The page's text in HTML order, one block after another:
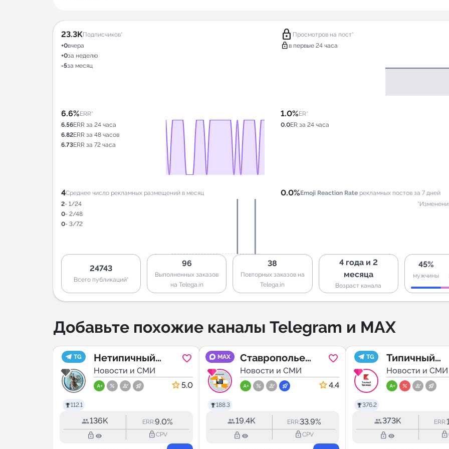
23.3KПодписчиков*
+0вчера
+0за неделю
-5за месяц
lock Просмотров на пост*
lock в первые 24 часа
6.6%ERR*
6.56ERR за 24 часа
6.82ERR за 48 часов
6.73ERR за 72 часа
1.0%ER*
0.0ER за 24 часа
4Среднее число рекламных размещений в месяц
2- 1/24
0- 2/48
0- 3/72
0.0%Emoji Reaction Rate рекламных постов за 7 дней
24743
Всего публикаций*
96
Выполненных заказов
на Telega.in
38
Повторных заказов на
Telega.in
4 года и 2
месяца
Возраст канала
45%
мужчины
Добавьте похожие каналы Telegram и MAX
TG
112.1
Нетипичный
Ставрополь
Новости и СМИ
5.0
136K ERR:9.0%
lock_outline lock_outlineCPV
MAX
188.3
Ставрополье
2️⃣6️⃣ Ставрополь
Max
Новости и СМИ
4.4
19.4K ERR:33.9%
lock_outline lock_outlineCPV
TG
376.2
Типичный
Краснодар
Новости и СМИ
373K ERR:
lock_outline lock_outline